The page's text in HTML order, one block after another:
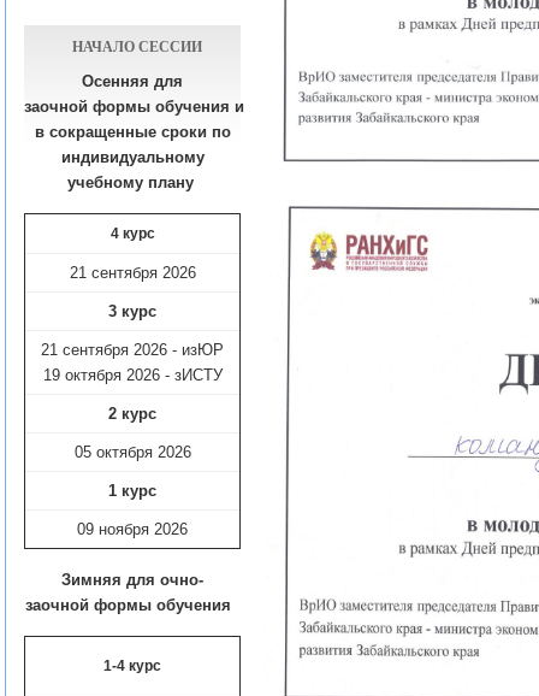
НАЧАЛО СЕССИИ
Осенняя для
заочной формы обучения и
в сокращенные сроки по
индивидуальному
учебному плану​
4 курс
21 сентября 2026
3 курс
21 сентября 2026 - изЮР
19 октября 2026 - зИСТУ
2 курс
05 октября 2026
1 курс
09 ноября 2026
Зимняя для очно-
заочной формы обучения
1-4 курс